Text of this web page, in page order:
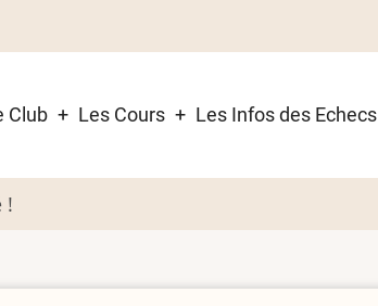
Club Les Cours Les Infos des Echecs
!